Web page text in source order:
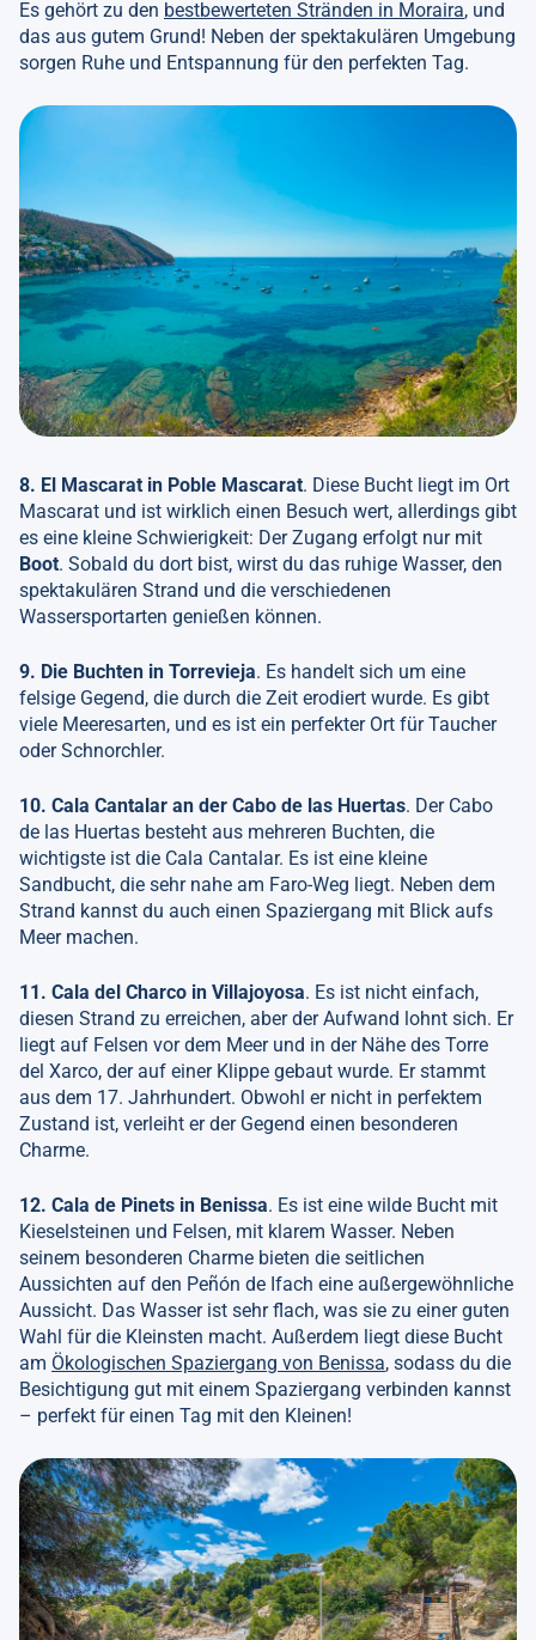
Es gehört zu den bestbewerteten Stränden in Moraira, und
das aus gutem Grund! Neben der spektakulären Umgebung
sorgen Ruhe und Entspannung für den perfekten Tag.
8. El Mascarat in Poble Mascarat. Diese Bucht liegt im Ort
Mascarat und ist wirklich einen Besuch wert, allerdings gibt
es eine kleine Schwierigkeit: Der Zugang erfolgt nur mit
Boot. Sobald du dort bist, wirst du das ruhige Wasser, den
spektakulären Strand und die verschiedenen
Wassersportarten genießen können.
9. Die Buchten in Torrevieja. Es handelt sich um eine
felsige Gegend, die durch die Zeit erodiert wurde. Es gibt
viele Meeresarten, und es ist ein perfekter Ort für Taucher
oder Schnorchler.
10. Cala Cantalar an der Cabo de las Huertas. Der Cabo
de las Huertas besteht aus mehreren Buchten, die
wichtigste ist die Cala Cantalar. Es ist eine kleine
Sandbucht, die sehr nahe am Faro-Weg liegt. Neben dem
Strand kannst du auch einen Spaziergang mit Blick aufs
Meer machen.
11. Cala del Charco in Villajoyosa. Es ist nicht einfach,
diesen Strand zu erreichen, aber der Aufwand lohnt sich. Er
liegt auf Felsen vor dem Meer und in der Nähe des Torre
del Xarco, der auf einer Klippe gebaut wurde. Er stammt
aus dem 17. Jahrhundert. Obwohl er nicht in perfektem
Zustand ist, verleiht er der Gegend einen besonderen
Charme.
12. Cala de Pinets in Benissa. Es ist eine wilde Bucht mit
Kieselsteinen und Felsen, mit klarem Wasser. Neben
seinem besonderen Charme bieten die seitlichen
Aussichten auf den Peñón de Ifach eine außergewöhnliche
Aussicht. Das Wasser ist sehr flach, was sie zu einer guten
Wahl für die Kleinsten macht. Außerdem liegt diese Bucht
am Ökologischen Spaziergang von Benissa, sodass du die
Besichtigung gut mit einem Spaziergang verbinden kannst
– perfekt für einen Tag mit den Kleinen!